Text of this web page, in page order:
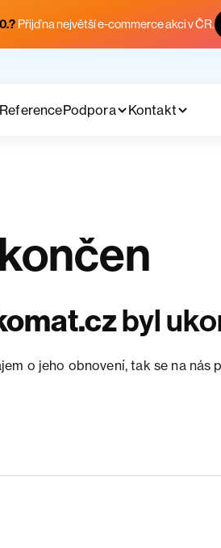
Přijď na největší e-commerce akci v ČR.
ReferencePodpora Kontakt
byl
o jeho obnovení, tak se na nás